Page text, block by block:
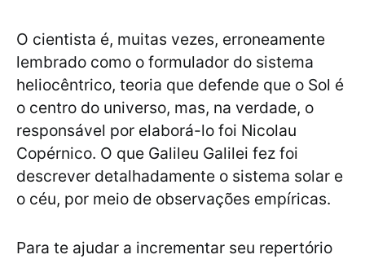
O cientista é, muitas vezes, erroneamente
lembrado como o formulador do sistema
heliocêntrico, teoria que defende que o Sol é
o centro do universo, mas, na verdade, o
responsável por elaborá-lo foi Nicolau
Copérnico. O que Galileu Galilei fez foi
descrever detalhadamente o sistema solar e
o céu, por meio de observações empíricas.
Para te ajudar a incrementar seu repertório